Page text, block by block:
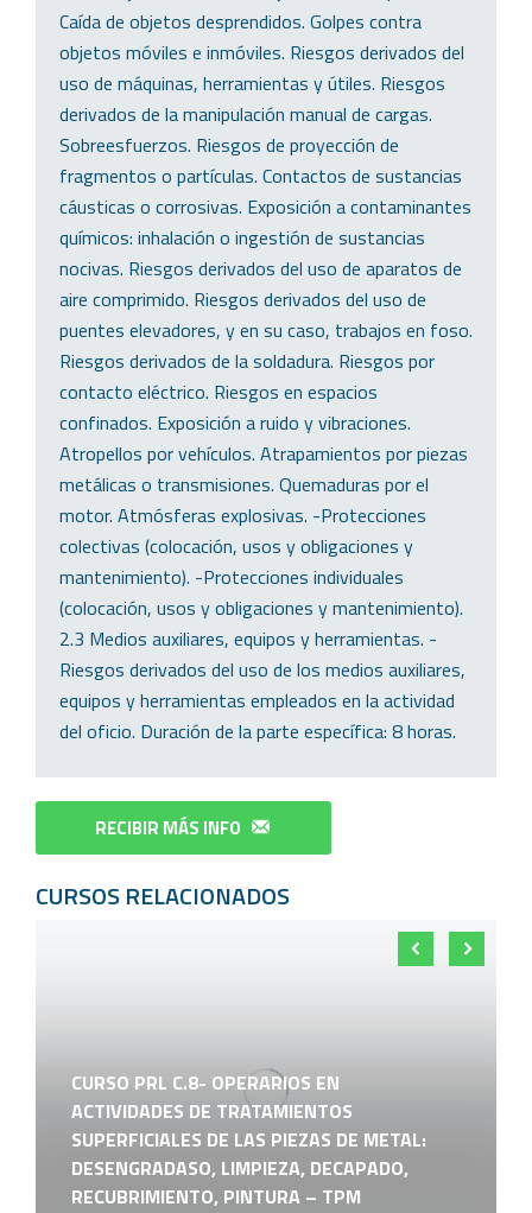
Caída de objetos desprendidos. Golpes contra
objetos móviles e inmóviles. Riesgos derivados del
uso de máquinas, herramientas y útiles. Riesgos
derivados de la manipulación manual de cargas.
Sobreesfuerzos. Riesgos de proyección de
fragmentos o partículas. Contactos de sustancias
cáusticas o corrosivas. Exposición a contaminantes
químicos: inhalación o ingestión de sustancias
nocivas. Riesgos derivados del uso de aparatos de
aire comprimido. Riesgos derivados del uso de
puentes elevadores, y en su caso, trabajos en foso.
Riesgos derivados de la soldadura. Riesgos por
contacto eléctrico. Riesgos en espacios
confinados. Exposición a ruido y vibraciones.
Atropellos por vehículos. Atrapamientos por piezas
metálicas o transmisiones. Quemaduras por el
motor. Atmósferas explosivas. -Protecciones
colectivas (colocación, usos y obligaciones y
mantenimiento). -Protecciones individuales
(colocación, usos y obligaciones y mantenimiento).
2.3 Medios auxiliares, equipos y herramientas. -
Riesgos derivados del uso de los medios auxiliares,
equipos y herramientas empleados en la actividad
del oficio. Duración de la parte específica: 8 horas.
RECIBIR MÁS INFO
CURSOS RELACIONADOS
CURSO PRL C.8- OPERARIOS EN
ACTIVIDADES DE TRATAMIENTOS
SUPERFICIALES DE LAS PIEZAS DE METAL:
DESENGRADASO, LIMPIEZA, DECAPADO,
RECUBRIMIENTO, PINTURA – TPM